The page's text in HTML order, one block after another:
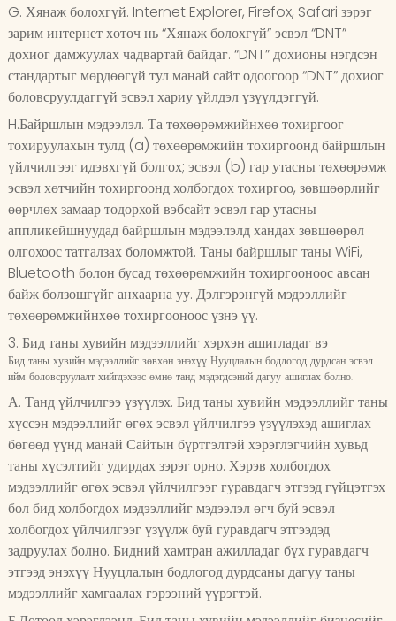
G. Хянаж болохгүй. Internet Explorer, Firefox, Safari зэрэг
зарим интернет хөтөч нь “Хянаж болохгүй” эсвэл “DNT”
дохиог дамжуулах чадвартай байдаг. “DNT” дохионы нэгдсэн
стандартыг мөрдөөгүй тул манай сайт одоогоор “DNT” дохиог
боловсруулдаггүй эсвэл хариу үйлдэл үзүүлдэггүй.
H.Байршлын мэдээлэл. Та төхөөрөмжийнхөө тохиргоог
тохируулахын тулд (a) төхөөрөмжийн тохиргоонд байршлын
үйлчилгээг идэвхгүй болгох; эсвэл (b) гар утасны төхөөрөмж
эсвэл хөтчийн тохиргоонд холбогдох тохиргоо, зөвшөөрлийг
өөрчлөх замаар тодорхой вэбсайт эсвэл гар утасны
аппликейшнуудад байршлын мэдээлэлд хандах зөвшөөрөл
олгохоос татгалзах боломжтой. Таны байршлыг таны WiFi,
Bluetooth болон бусад төхөөрөмжийн тохиргооноос авсан
байж болзошгүйг анхаарна уу. Дэлгэрэнгүй мэдээллийг
төхөөрөмжийнхөө тохиргооноос үзнэ үү.
3. Бид таны хувийн мэдээллийг хэрхэн ашигладаг вэ
Бид таны хувийн мэдээллийг зөвхөн энэхүү Нууцлалын бодлогод дурдсан эсвэл
ийм боловсруулалт хийгдэхээс өмнө танд мэдэгдсэний дагуу ашиглах болно.
А. Танд үйлчилгээ үзүүлэх. Бид таны хувийн мэдээллийг таны
хүссэн мэдээллийг өгөх эсвэл үйлчилгээ үзүүлэхэд ашиглах
бөгөөд үүнд манай Сайтын бүртгэлтэй хэрэглэгчийн хувьд
таны хүсэлтийг удирдах зэрэг орно. Хэрэв холбогдох
мэдээллийг өгөх эсвэл үйлчилгээг гуравдагч этгээд гүйцэтгэх
бол бид холбогдох мэдээллийг мэдээлэл өгч буй эсвэл
холбогдох үйлчилгээг үзүүлж буй гуравдагч этгээдэд
задруулах болно. Бидний хамтран ажилладаг бүх гуравдагч
этгээд энэхүү Нууцлалын бодлогод дурдсаны дагуу таны
мэдээллийг хамгаалах гэрээний үүрэгтэй.